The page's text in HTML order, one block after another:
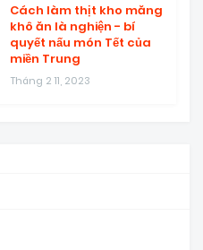
Cách làm thịt kho măng
khô ăn là nghiện - bí
quyết nấu món Tết của
miền Trung
Tháng 2 11, 2023